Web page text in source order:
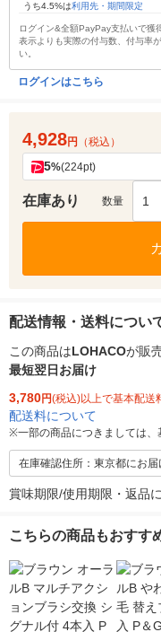
うち4.5%は利用先・期間限定
ログイン&全額PayPay支払いで獲
表示よりも実際の付与数、付与率
い。
ログインはこちら
4,928円 （税込）
5%(224pt)
在庫あり 数量 1
配送情報・送料につい
この商品はLOHACOが販
最短翌日お届け
3,780円(税込)以上で基本配送
配送料について
※一部の商品につきましては、
在庫確認住所：東京都にお届
賞味期限/使用期限・返品
こちらの商品もおすす